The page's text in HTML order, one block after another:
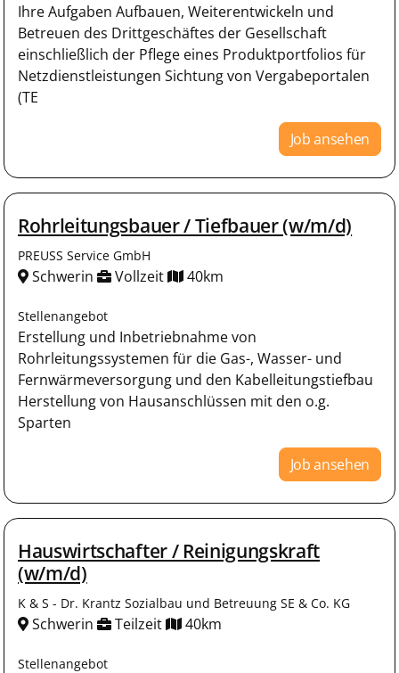
Ihre Aufgaben Aufbauen, Weiterentwickeln und
Betreuen des Drittgeschäftes der Gesellschaft
einschließlich der Pflege eines Produktportfolios für
Netzdienstleistungen Sichtung von Vergabeportalen
(TE
Job ansehen
Rohrleitungsbauer / Tiefbauer (w/m/d)
PREUSS Service GmbH
Schwerin Vollzeit 40km
Stellenangebot
Erstellung und Inbetriebnahme von
Rohrleitungssystemen für die Gas-, Wasser- und
Fernwärmeversorgung und den Kabelleitungstiefbau
Herstellung von Hausanschlüssen mit den o.g.
Sparten
Job ansehen
Hauswirtschafter / Reinigungskraft
(w/m/d)
K & S - Dr. Krantz Sozialbau und Betreuung SE & Co. KG
Schwerin Teilzeit 40km
Stellenangebot